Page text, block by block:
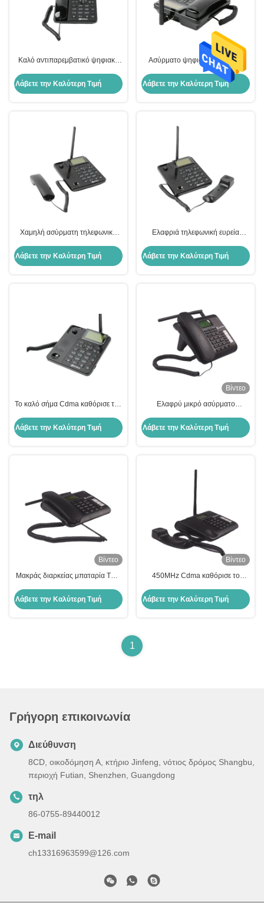
Καλό αντιπαρεμβατικό ψηφιακό
CDMA ψηφιακό ασύρματο
τηλεφώνων φωνής
Λάβετε την Καλύτερη Τιμή
Ασύρματο ψηφιακό τηλέφωνο
450MHz 1000mAh γραμμών
εδάφους CDMA ισχυρή
εμπιστευτικότητα
Λάβετε την Καλύτερη Τιμή
Χαμηλή ασύρματη τηλεφωνική
450MHz Cdma πτώσης κλήσης
ψηφιακό ασύρματο τηλέφωνο
Λάβετε την Καλύτερη Τιμή
Ελαφριά τηλεφωνική ευρεία
μικρό ψηφιακό ασύρματο
Λάβετε την Καλύτερη Τιμή
Το καλό σήμα Cdma καθόρισε τον
ψηφιακά εγχώρια τηλέφωνα
Λάβετε την Καλύτερη Τιμή
Βίντεο
Ελαφρύ μικρό ασύρματο
τηλέφωνο γραμμών εδάφους Sim
διπλή υποδοχή κάρτας υπαίθρια
Λάβετε την Καλύτερη Τιμή
Βίντεο
Μακράς διαρκείας μπαταρία TNC
εδάφους CDMA ψηφιακά εγχώρια
τηλέφωνα ασύρματα
Λάβετε την Καλύτερη Τιμή
Βίντεο
450MHz Cdma καθόρισε το
1200mAh ψηφιακό ασύρματο
τηλέφωνο
Λάβετε την Καλύτερη Τιμή
1
Γρήγορη επικοινωνία
Διεύθυνση
8CD, οικοδόμηση Α, κτήριο Jinfeng, νότιος δρόμος Shangbu,
περιοχή Futian, Shenzhen, Guangdong
τηλ
86-0755-89440012
E-mail
ch13316963599@126.com